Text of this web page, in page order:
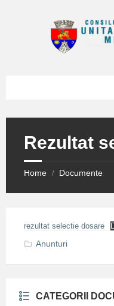
Rezultat
Home / Documente
rezultat selectie dosare
Anunturi
CATEGORII